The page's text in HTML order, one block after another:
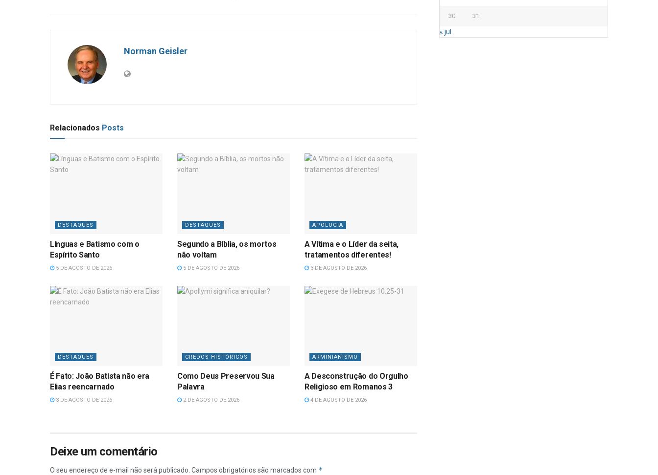
Norman Geisler
Relacionados Posts
DESTAQUES
Línguas e Batismo com o
Espírito Santo
5 DE AGOSTO DE 2026
DESTAQUES
Segundo a Bíblia, os mortos
não voltam
5 DE AGOSTO DE 2026
APOLOGIA
A Vítima e o Líder da seita,
tratamentos diferentes!
3 DE AGOSTO DE 2026
DESTAQUES
É Fato: João Batista não era
Elias reencarnado
3 DE AGOSTO DE 2026
CREDOS HISTÓRICOS
Como Deus Preservou Sua
Palavra
2 DE AGOSTO DE 2026
ARMINIANISMO
A Desconstrução do Orgulho
Religioso em Romanos 3
4 DE AGOSTO DE 2026
Deixe um comentário
O seu endereço de e-mail não será publicado. Campos obrigatórios são marcados com *
30 31
« jul